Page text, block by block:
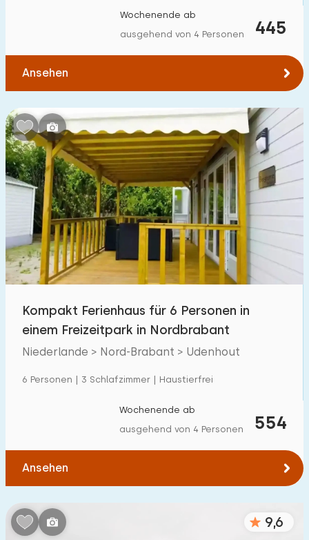
445
Wochenende ab
ausgehend von 4 Personen
Ansehen
Kompakt Ferienhaus für 6 Personen in
einem Freizeitpark in Nordbrabant
Niederlande > Nord-Brabant > Udenhout
6 Personen | 3 Schlafzimmer | Haustierfrei
554
Wochenende ab
ausgehend von 4 Personen
Ansehen
9,6